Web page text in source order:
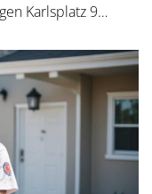
Karlsplatz 9…